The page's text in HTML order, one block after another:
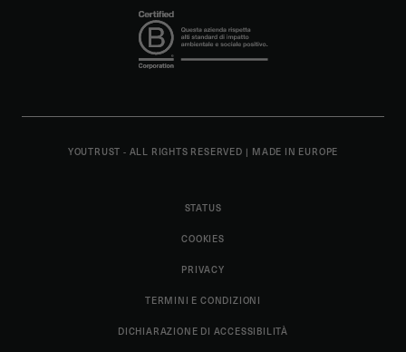
YOUTRUST - ALL RIGHTS RESERVED | MADE IN EUROPE
STATUS
COOKIES
PRIVACY
TERMINI E CONDIZIONI
DICHIARAZIONE DI ACCESSIBILITÀ